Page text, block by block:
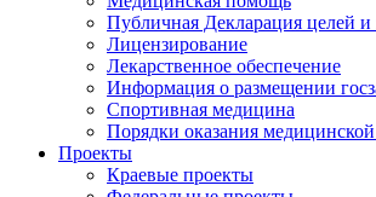
Публичная Декларация целей и
Лицензирование
Лекарственное обеспечение
Информация о размещении
Спортивная медицина
Порядки оказания
Проекты
Краевые проекты